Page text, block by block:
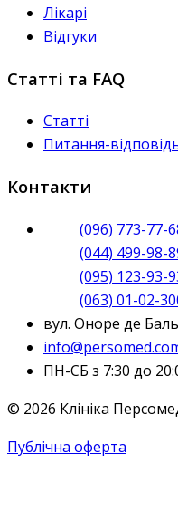
Лікарі
Відгуки
Статті та FAQ
Статті
Питання-
Контакти
(096) 773-77-
(044) 499-98-
(095) 123-93-
(063) 01-02-
вул. Оноре де
ПН-СБ з 7:30 до
© 2026 Клініка
Публічна оферта